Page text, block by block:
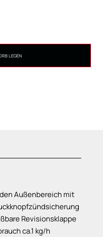
LEGEN
Außenbereich mit
Revisionsklappe
ca.1 kg/h